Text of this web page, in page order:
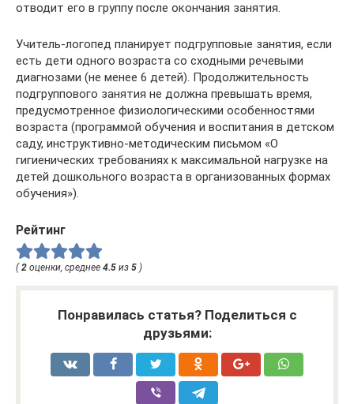
отводит его в группу после окончания занятия.
Учитель-логопед планирует подгрупповые занятия, если
есть дети одного возраста со сходными речевыми
диагнозами (не менее 6 детей). Продолжительность
подгруппового занятия не должна превышать время,
предусмотренное физиологическими особенностями
возраста (программой обучения и воспитания в детском
саду, инструктивно-методическим письмом «О
гигиенических требованиях к максимальной нагрузке на
детей дошкольного возраста в организованных формах
обучения»).
Рейтинг
( 2 оценки, среднее 4.5 из 5 )
Понравилась статья? Поделиться с
друзьями: